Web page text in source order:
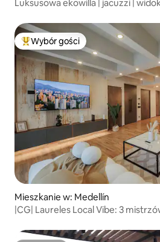
Luksusowa ekowilla | jacuzzi |
Najpopularniejsze z kategorii
Wybór gości
Mieszkanie w: Medellín
|CG| Laureles Local Vibe: 3